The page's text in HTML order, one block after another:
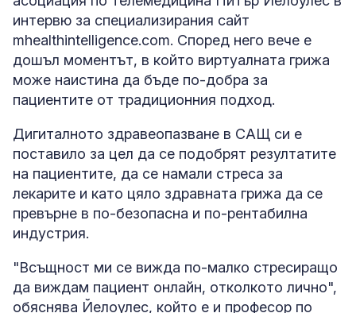
интервю за специализирания сайт
mhealthintelligence.com. Според него вече е
дошъл моментът, в който виртуалната грижа
може наистина да бъде по-добра за
пациентите от традиционния подход.
Дигиталното здравеопазване в САЩ си е
поставило за цел да се подобрят резултатите
на пациентите, да се намали стреса за
лекарите и като цяло здравната грижа да се
превърне в по-безопасна и по-рентабилна
индустрия.
"Всъщност ми се вижда по-малко стресиращо
да виждам пациент онлайн, отколкото лично",
обяснява Йелоулес, който е и професор по